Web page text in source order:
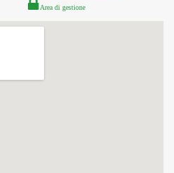
Area di gestione